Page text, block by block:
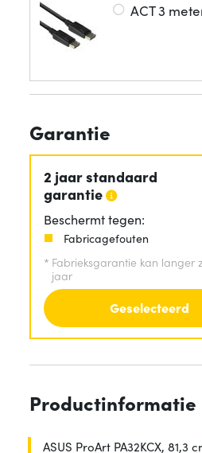
ACT 3
Garantie
2 jaar standaard
garantie
Beschermt tegen:
Fabricagefouten
* Fabrieksgarantie kan langer
jaar
Geselecteerd
Productinformatie
ASUS ProArt PA32KCX, 81,3